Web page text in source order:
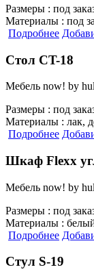
Размеры : под
Материалы : под
Подробнее
Cтол CT-18
Мебель now! by
Размеры : под
Материалы : лак,
Подробнее
Шкаф Flexx
Мебель now! by
Размеры : под
Материалы :
Подробнее
Стул S-19